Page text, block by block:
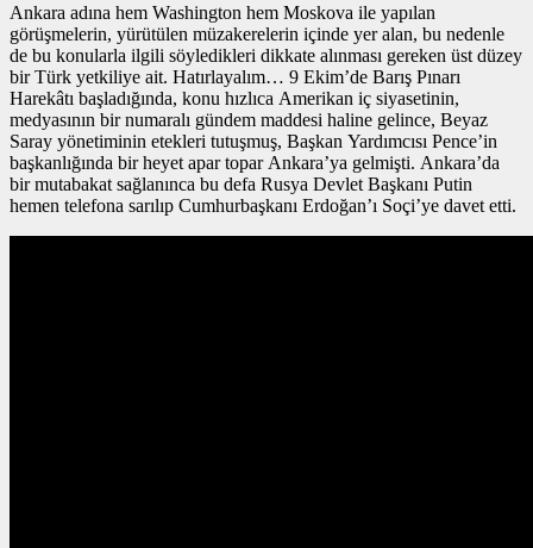
Ankara adına hem Washington hem Moskova ile yapılan
görüşmelerin, yürütülen müzakerelerin içinde yer alan, bu nedenle
de bu konularla ilgili söyledikleri dikkate alınması gereken üst düzey
bir Türk yetkiliye ait. Hatırlayalım… 9 Ekim’de Barış Pınarı
Harekâtı başladığında, konu hızlıca Amerikan iç siyasetinin,
medyasının bir numaralı gündem maddesi haline gelince, Beyaz
Saray yönetiminin etekleri tutuşmuş, Başkan Yardımcısı Pence’in
başkanlığında bir heyet apar topar Ankara’ya gelmişti. Ankara’da
bir mutabakat sağlanınca bu defa Rusya Devlet Başkanı Putin
hemen telefona sarılıp Cumhurbaşkanı Erdoğan’ı Soçi’ye davet etti.